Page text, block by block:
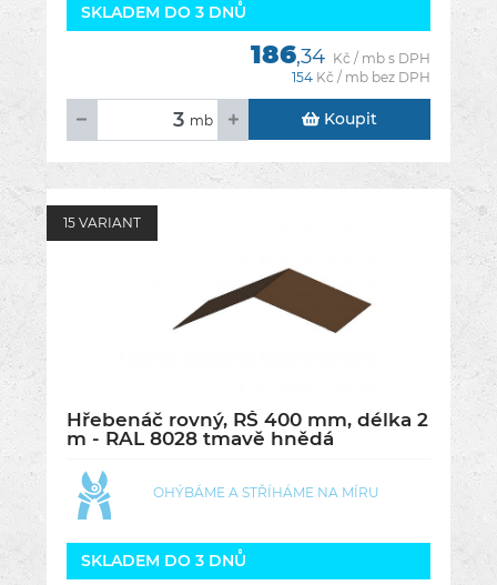
SKLADEM DO 3 DNŮ
186,34 Kč / mb s DPH
154 Kč / mb bez DPH
mb Koupit
15 VARIANT
Hřebenáč rovný, RŠ 400 mm, délka 2
m - RAL 8028 tmavě hnědá
OHÝBÁME A STŘÍHÁME NA MÍRU
SKLADEM DO 3 DNŮ